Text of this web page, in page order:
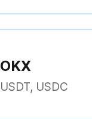
OKX
USDT, USDC